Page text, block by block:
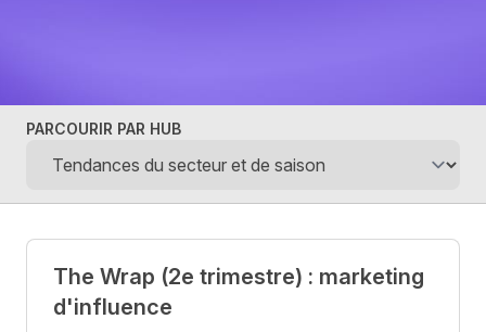
PARCOURIR PAR HUB
Posts
The Wrap (2e trimestre) : marketing
d'influence